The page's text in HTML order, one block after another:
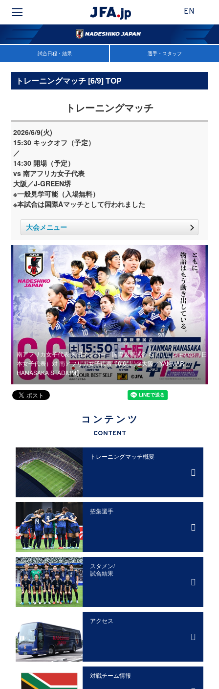
EN
試合日程・結果 選手・スタッフ
トレーニングマッチ [6/9] TOP
トレーニングマッチ
2026/6/9(火)
15:30 キックオフ（予定）
／
14:30 開場（予定）
vs 南アフリカ女子代表
大阪／J-GREEN堺
※一般見学可能（入場無料）
※本試合は国際Aマッチとして行われました
大会メニュー
南アフリカ女子代表 来日メンバー 国際親善試合 なでしこジャパン（日
本女子代表）対 南アフリカ女子代表【6.6(土)＠大阪／YANMAR
HANASAKA STADIUM】
コンテンツ
CONTENT
トレーニングマッチ概要
招集選手
スタメン/
試合結果
アクセス
対戦チーム情報